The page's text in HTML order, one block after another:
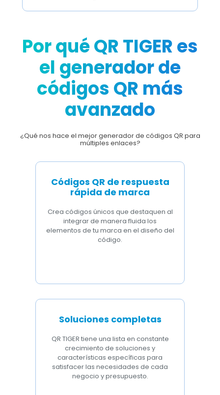
Por qué QR TIGER es
el generador de
códigos QR más
avanzado
¿Qué nos hace el mejor generador de códigos QR para
múltiples enlaces?
Códigos QR de respuesta
rápida de marca
Crea códigos únicos que destaquen al
integrar de manera fluida los
elementos de tu marca en el diseño del
código.
Soluciones completas
QR TIGER tiene una lista en constante
crecimiento de soluciones y
características específicas para
satisfacer las necesidades de cada
negocio y presupuesto.